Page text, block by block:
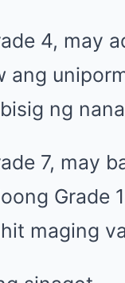
4, may
ang
ng
7, may
Grade
maging